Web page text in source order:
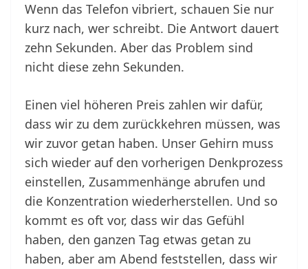
Wenn das Telefon vibriert, schauen Sie nur
kurz nach, wer schreibt. Die Antwort dauert
zehn Sekunden. Aber das Problem sind
nicht diese zehn Sekunden.
Einen viel höheren Preis zahlen wir dafür,
dass wir zu dem zurückkehren müssen, was
wir zuvor getan haben. Unser Gehirn muss
sich wieder auf den vorherigen Denkprozess
einstellen, Zusammenhänge abrufen und
die Konzentration wiederherstellen. Und so
kommt es oft vor, dass wir das Gefühl
haben, den ganzen Tag etwas getan zu
haben, aber am Abend feststellen, dass wir